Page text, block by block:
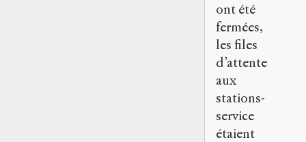
ont été
fermées,
les files
d’attente
aux
stations-
service
étaient